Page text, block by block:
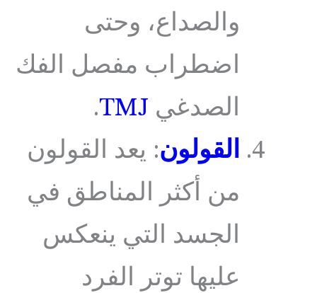
والصداع، وحتى
اضطراب مفصل الفك
الصدغي
.
القولون: يعد القولون
من أكثر المناطق في
الجسد التي ينعكس
عليها توتر الفرد